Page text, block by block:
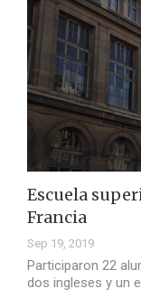
Escuela
Francia
Sep 19, 2019
Participaron 22
dos ingleses y un